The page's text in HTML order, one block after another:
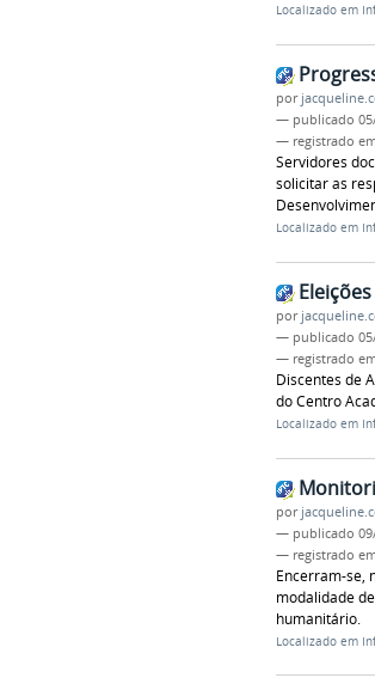
Localizado em
por
— publicado
— registrado
Servidores
solicitar as
Localizado em
por
— publicado
— registrado
Discentes de
do Centro
Localizado em
por
— publicado
— registrado
Encerram-se,
modalidade
humanitário.
Localizado em